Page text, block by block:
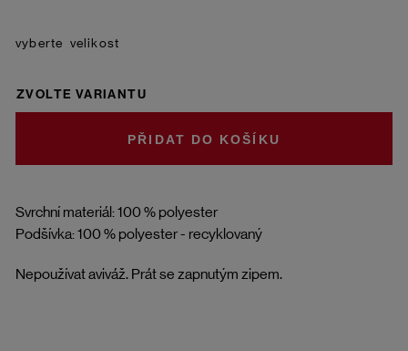
Svrchní materiál: 100 % polyester
Podšívka: 100 % polyester - recyklovaný
Nepoužívat aviváž. Prát se zapnutým zipem.
velikost
ZVOLTE VARIANTU
DO KOŠÍKU